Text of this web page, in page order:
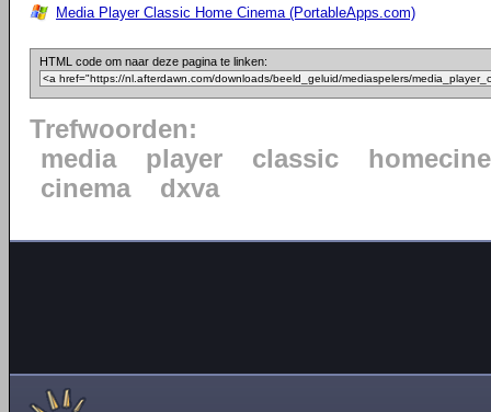
Media Player Classic Home Cinema (PortableApps.com)
HTML code om naar deze pagina te linken:
Trefwoorden:
media
player classic
cinema
dxva